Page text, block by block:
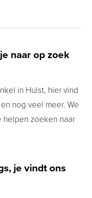
naar op zoek
in Hulst, hier vind
nog veel meer. We
helpen zoeken naar
je vindt ons